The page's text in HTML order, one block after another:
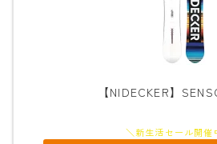
【NIDECKER】